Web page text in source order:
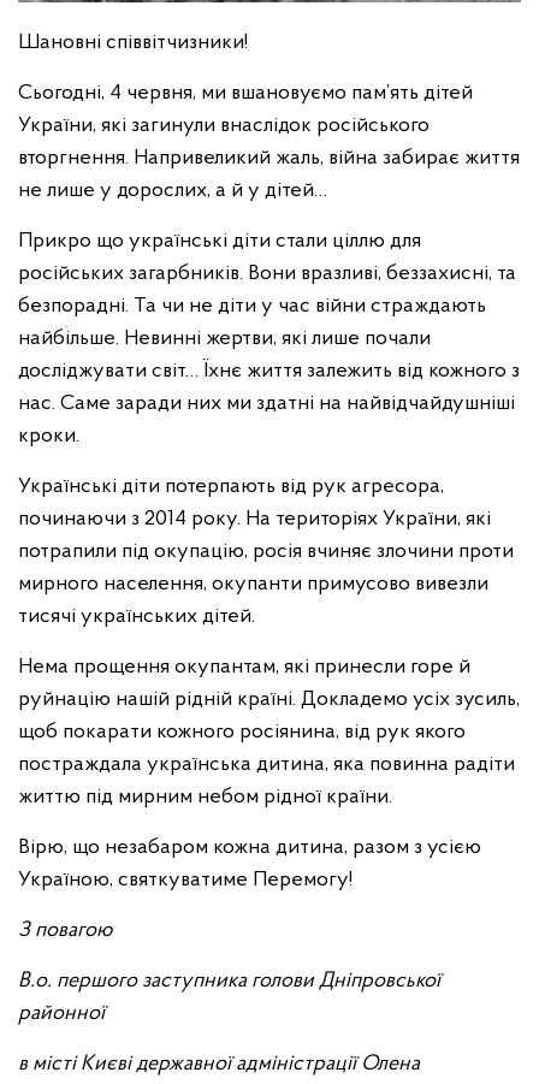
Шановні співвітчизники!
Сьогодні, 4 червня, ми вшановуємо пам’ять дітей
України, які загинули внаслідок російського
вторгнення. Напривеликий жаль, війна забирає життя
не лише у дорослих, а й у дітей…
Прикро що українські діти стали ціллю для
російських загарбників. Вони вразливі, беззахисні, та
безпорадні. Та чи не діти у час війни страждають
найбільше. Невинні жертви, які лише почали
досліджувати світ… Їхнє життя залежить від кожного з
нас. Саме заради них ми здатні на найвідчайдушніші
кроки.
Українські діти потерпають від рук агресора,
починаючи з 2014 року. На територіях України, які
потрапили під окупацію, росія вчиняє злочини проти
мирного населення, окупанти примусово вивезли
тисячі українських дітей.
Нема прощення окупантам, які принесли горе й
руйнацію нашій рідній країні. Докладемо усіх зусиль,
щоб покарати кожного росіянина, від рук якого
постраждала українська дитина, яка повинна радіти
життю під мирним небом рідної країни.
Вірю, що незабаром кожна дитина, разом з усією
Україною, святкуватиме Перемогу!
З повагою
В.о. першого заступника голови Дніпровської
районної
в місті Києві державної адміністрації Олена